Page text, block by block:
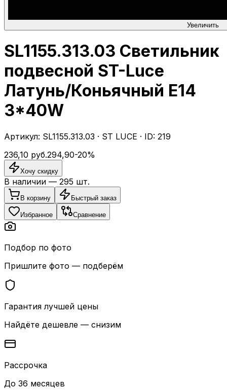
Увеличить
SL1155.313.03 Светильник
подвесной ST-Luce
Латунь/Коньячный E14
3*40W
Артикул: SL1155.313.03 · ST LUCE · ID: 219
236,10 руб.294,90-20%
Хочу скидку
В наличии — 295 шт.
В корзину Быстрый заказ
Избранное Сравнение
Подбор по фото
Пришлите фото — подберём
Гарантия лучшей цены
Найдёте дешевле — снизим
Рассрочка
До 36 месяцев